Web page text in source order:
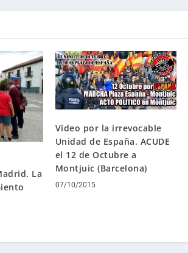
La
Vídeo por la irrevocable
Unidad de España. ACUDE
el 12 de Octubre a
Montjuic (Barcelona)
07/10/2015